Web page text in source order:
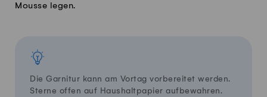
Mousse legen.
Die Garnitur kann am Vortag vorbereitet werden.
Sterne offen auf Haushaltpapier aufbewahren.